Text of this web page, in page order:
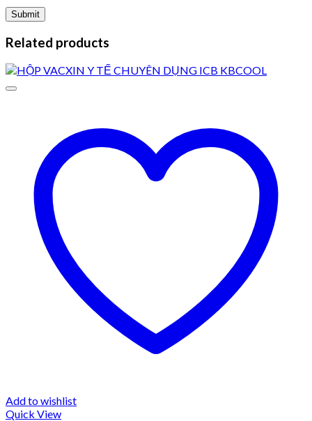
Related products
Add to wishlist
Quick View